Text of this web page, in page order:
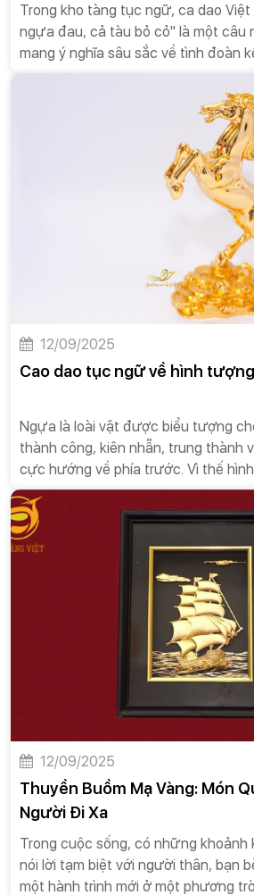
Trong kho tàng tục ngữ, ca dao Việt
ngựa đau, cả tàu bỏ cỏ" là một câu
mang ý nghĩa sâu sắc về tình đoàn
Câu nói này không chỉ phản ánh
sống tự nhiên mà còn là một bài
12/09/2025
Cao dao tục ngữ về hình
Ngựa là loài vật được biểu tượng
thành công, kiên nhẫn, trung thành
cực hướng về phía trước. Vì thế
mang một ý nghĩa tinh thần rất
hóa dân tộc ta đón nhận một cách
12/09/2025
Thuyền Buồm Mạ Vàng: Món
Người Đi Xa
Trong cuộc sống, có những khoảnh
nói lời tạm biệt với người thân, bạn
một hành trình mới ở một phương